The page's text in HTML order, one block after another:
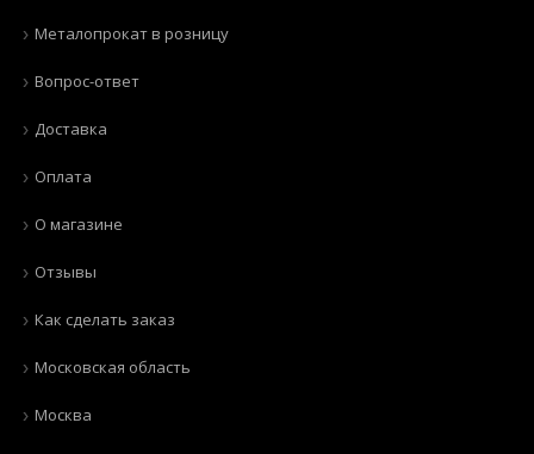
Металопрокат в розницу
Вопрос-ответ
Доставка
Оплата
О магазине
Отзывы
Как сделать заказ
Московская область
Москва